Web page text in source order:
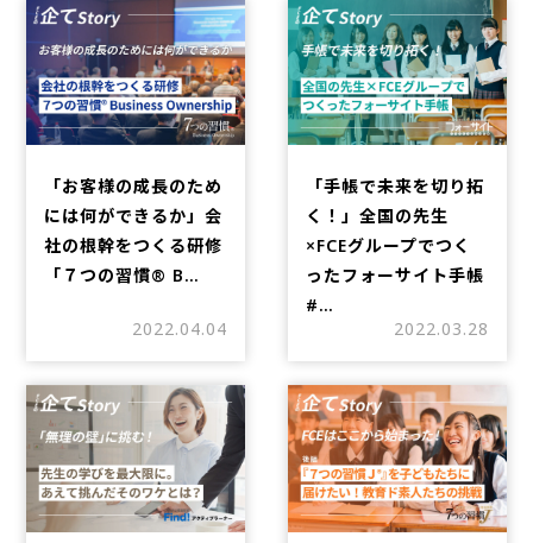
「お客様の成長のため
には何ができるか」会
社の根幹をつくる研修
「７つの習慣®︎ B…
2022.04.04
「手帳で未来を切り拓
く！」全国の先生
×FCEグループでつく
ったフォーサイト手帳
#…
2022.03.28